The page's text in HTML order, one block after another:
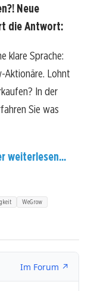
Neue
die Antwort:
klare Sprache:
Aktionäre. Lohnt
In der
Sie was
weiterlesen...
WeGrow